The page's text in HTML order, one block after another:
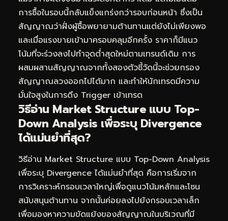
การซื้อในรอบนี้กลับแข็งแกร่งกว่ารอบก่อนหน้า ซึ่งเป็น
สัญญาณว่าฝั่งผู้ซื้อพยายามต้านทานแต่ยังไม่เพียงพอ
และเมื่อแรงขายเข้ามาครอบคลุมอีกครั้ง ราคาก็มีแนว
โน้มที่จะร่วงลงไปทำจุดต่ำสุดใหม่ตามเทรนด์เดิม การ
ผสมผสานสัญญาณจากทั้งสองตัวชี้วัดนี้จะช่วยกรอง
สัญญาณลวงออกไปได้มาก และทำให้นักเทรดมีความ
มั่นใจสูงในการดึง Trigger เข้าเทรด
วิธีอ่าน Market Structure แบบ Top-
Down Analysis เพื่อระบุ Divergence
ได้แม่นยำที่สุด?
วิธีอ่าน Market Structure แบบ Top-Down Analysis
เพื่อระบุ Divergence ได้แม่นยำที่สุด คือการเริ่มจาก
การวิเคราะห์กรอบเวลาใหญ่เพื่อดูแนวโน้มหลักและโซน
สนับสนุนต้านทาน จากนั้นค่อยลงไปยังกรอบเวลาเล็ก
เพื่อมองหาความขัดแย้งของสัญญาณในบริเวณที่มี